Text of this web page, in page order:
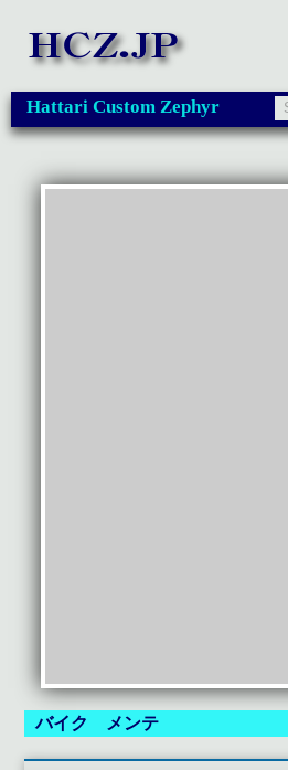
Hattari Custom Zephyr
バイク メンテ